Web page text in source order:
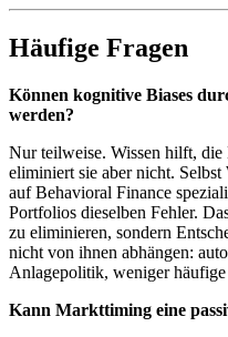
Häufige Fragen
Können kognitive Biases
werden?
Nur teilweise. Wissen hilft, die
eliminiert sie aber nicht. Selbst
auf Behavioral Finance
Portfolios dieselben Fehler.
zu eliminieren, sondern
nicht von ihnen abhängen:
Anlagepolitik, weniger
Kann Markttiming eine